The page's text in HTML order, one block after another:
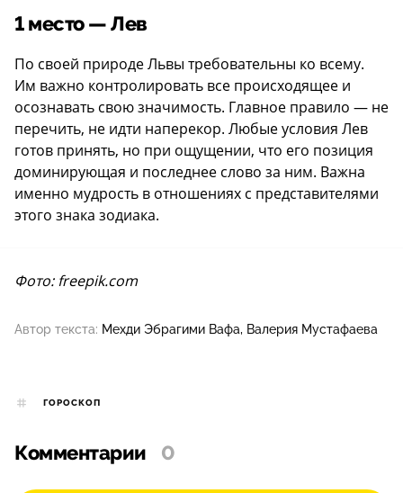
1 место — Лев
По своей природе Львы требовательны ко всему.
Им важно контролировать все происходящее и
осознавать свою значимость. Главное правило — не
перечить, не идти наперекор. Любые условия Лев
готов принять, но при ощущении, что его позиция
доминирующая и последнее слово за ним. Важна
именно мудрость в отношениях с представителями
этого знака зодиака.
Фото: freepik.com
Автор текста: Мехди Эбрагими Вафа Валерия Мустафаева
ГОРОСКОП
Комментарии 0